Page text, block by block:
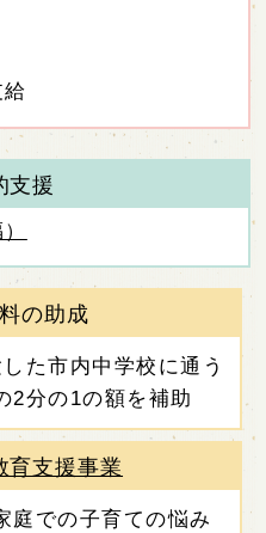
支援
の助成
た市内中学校に通う
2分の1の額を補助
育支援事業
庭での子育ての悩み